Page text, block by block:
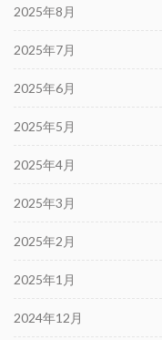
2025年8月
2025年7月
2025年6月
2025年5月
2025年4月
2025年3月
2025年2月
2025年1月
2024年12月